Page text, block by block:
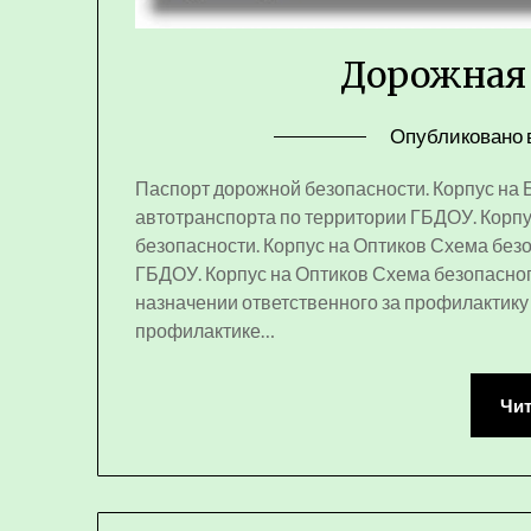
Дорожная
Опубликовано
Паспорт дорожной безопасности. Корпус
автотранспорта по территории ГБДОУ.
безопасности. Корпус на Оптиков Схема
ГБДОУ. Корпус на Оптиков Схема
назначении ответственного за
профилактике…